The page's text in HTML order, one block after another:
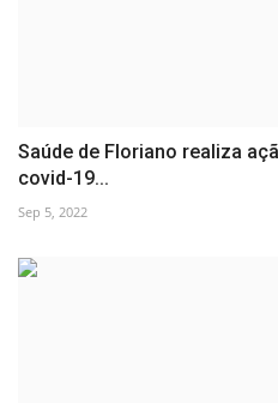
Saúde de Floriano realiza
covid-19...
Sep 5, 2022